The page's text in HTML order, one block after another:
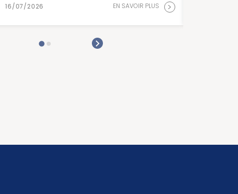
16/07/2026 EN SAVOIR PLUS >